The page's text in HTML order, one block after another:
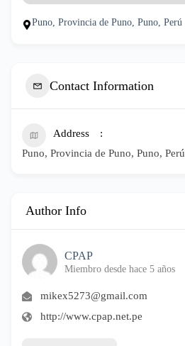
Puno, Provincia de Puno, Puno, Perú
Contact Information
Address
Puno, Provincia de Puno, Puno, Perú
Author Info
CPAP
Miembro desde hace 5 años
mikex5273@gmail.com
http://www.cpap.net.pe